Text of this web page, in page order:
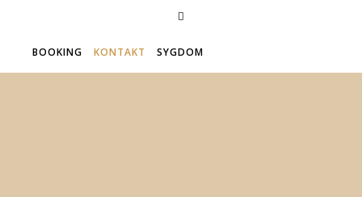
BOOKING KONTAKT SYGDOM